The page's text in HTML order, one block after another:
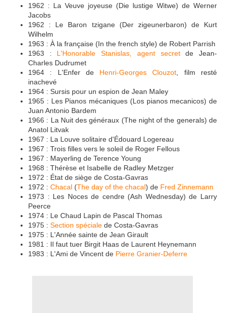
1962 : La Veuve joyeuse (Die lustige Witwe) de Werner
Jacobs
1962 : Le Baron tzigane (Der zigeunerbaron) de Kurt
Wilhelm
1963 : À la française (In the french style) de Robert Parrish
1963 : L'Honorable Stanislas, agent secretde Jean-
Charles Dudrumet
1964 : L'Enfer de Henri-Georges Clouzot , film resté
inachevé
1964 : Sursis pour un espion de Jean Maley
1965 : Les Pianos mécaniques (Los pianos mecanicos) de
Juan Antonio Bardem
1966 : La Nuit des généraux (The night of the generals) de
Anatol Litvak
1967 : La Louve solitaire d'Édouard Logereau
1967 : Trois filles vers le soleil de Roger Fellous
1967 : Mayerling de Terence Young
1968 : Thérèse et Isabelle de Radley Metzger
1972 : État de siège de Costa-Gavras
1972 : Chacal (The day of the chacal) de Fred Zinnemann
1973 : Les Noces de cendre (Ash Wednesday) de Larry
Peerce
1974 : Le Chaud Lapin de Pascal Thomas
1975 : Section spéciale de Costa-Gavras
1975 : L'Année sainte de Jean Girault
1981 : Il faut tuer Birgit Haas de Laurent Heynemann
1983 : L'Ami de Vincent de Pierre Granier-Deferre